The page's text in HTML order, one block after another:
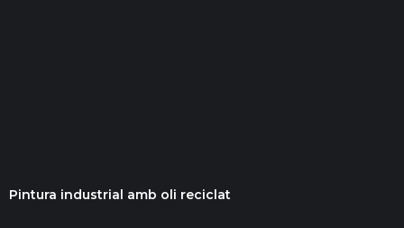
Pintura industrial amb oli reciclat